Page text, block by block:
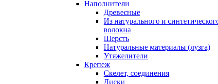
Наполнители
Древесные
Из натурального и
волокна
Шерсть
Натуральные материалы (лузга)
Утяжелители
Крепеж
Скелет, соединения
Диски